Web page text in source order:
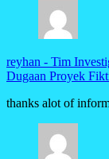
reyhan - Tim
Dugaan Proyek
thanks alot of